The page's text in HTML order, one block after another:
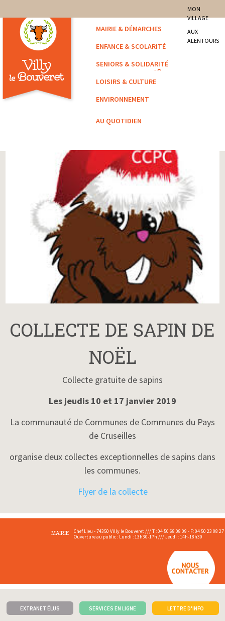
Villy-le-Bouveret
MON
VILLAGE
AUX
ALENTOURS
MAIRIE & DÉMARCHES
ENFANCE & SCOLARITÉ
SENIORS & SOLIDARITÉ
LOISIRS & CULTURE
ENVIRONNEMENT
AU QUOTIDIEN
Accueil/ / Collecte de sapin de Noël
COLLECTE DE SAPIN DE
NOËL
Collecte gratuite de sapins
Les jeudis 10 et 17 janvier 2019
La communauté de Communes de Communes du Pays
de Cruseilles
organise deux collectes exceptionnelles de sapins dans
les communes.
Flyer de la collecte
MAIRIE
Chef Lieu - 74350 Villy le Bouveret /// T : 04 50 68 08 09 - F: 04 50 23 08 27
Ouverture au public : Lundi : 13h30-17h /// Jeudi : 14h-18h30
EXTRANET ÉLUS SERVICES EN LIGNE LETTRE D'INFO